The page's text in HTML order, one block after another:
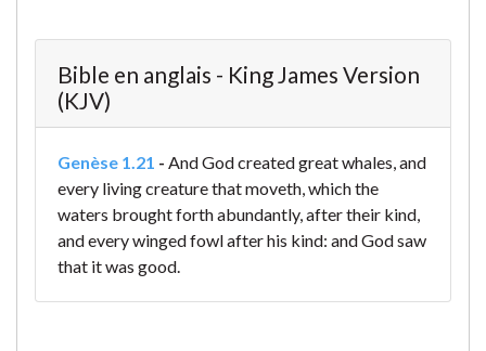
Bible en anglais - King James Version
(KJV)
Genèse 1.21 - And God created great whales, and
every living creature that moveth, which the
waters brought forth abundantly, after their kind,
and every winged fowl after his kind: and God saw
that it was good.